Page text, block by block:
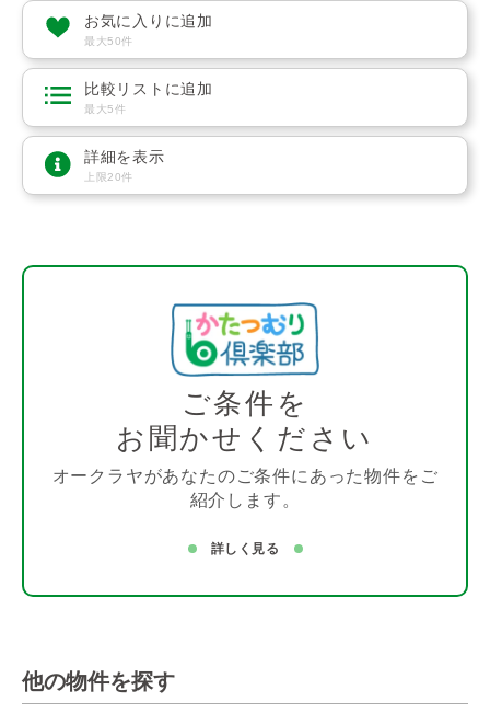
お気に入りに追加
最大50件
比較リストに追加
最大5件
詳細を表示
上限20件
ご条件を
お聞かせください
オークラヤがあなたのご条件にあった物件をご
紹介します。
詳しく見る
他の物件を探す